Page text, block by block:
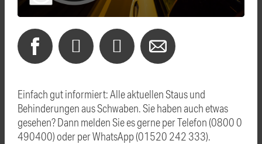
Einfach gut informiert: Alle aktuellen Staus und
Behinderungen aus Schwaben. Sie haben auch etwas
gesehen? Dann melden Sie es gerne per Telefon (0800 0
490400) oder per WhatsApp (01520 242 333).